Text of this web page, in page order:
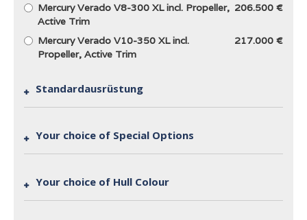
Mercury Verado V8-300 XL incl. Propeller,
Active Trim
206.500 €
Mercury Verado V10-350 XL incl.
Propeller, Active Trim
217.000 €
Standardausrüstung
Your choice of Special Options
Your choice of Hull Colour